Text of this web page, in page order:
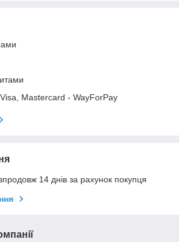
Mastercard - WayForPay
14 днів за рахунок покупця